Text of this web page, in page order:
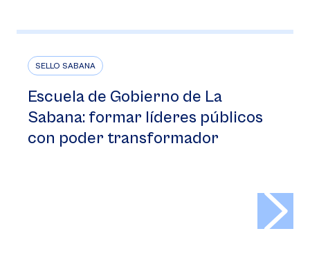
SELLO SABANA
Escuela de Gobierno de La
Sabana: formar líderes públicos
con poder transformador